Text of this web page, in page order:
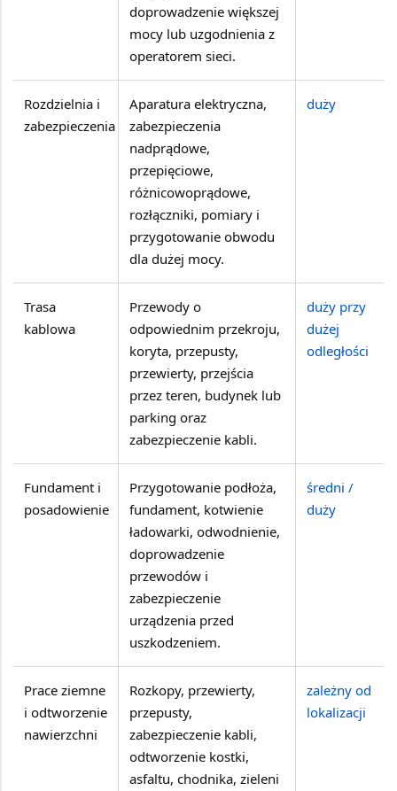
doprowadzenie większej
mocy lub uzgodnienia z
operatorem sieci.
Rozdzielnia i
zabezpieczenia
Aparatura elektryczna,
zabezpieczenia
nadprądowe,
przepięciowe,
różnicowoprądowe,
rozłączniki, pomiary i
przygotowanie obwodu
dla dużej mocy.
duży
Trasa
kablowa
Przewody o
odpowiednim przekroju,
koryta, przepusty,
przewierty, przejścia
przez teren, budynek lub
parking oraz
zabezpieczenie kabli.
duży przy
dużej
odległości
Fundament i
posadowienie
Przygotowanie podłoża,
fundament, kotwienie
ładowarki, odwodnienie,
doprowadzenie
przewodów i
zabezpieczenie
urządzenia przed
uszkodzeniem.
średni /
duży
Prace ziemne
i odtworzenie
nawierzchni
Rozkopy, przewierty,
przepusty,
zabezpieczenie kabli,
odtworzenie kostki,
asfaltu, chodnika, zieleni
zależny od
lokalizacji